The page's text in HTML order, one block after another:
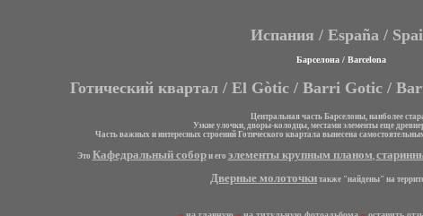
Испания / España /
Барселона / Barcelona
Готический квартал / El Gòtic / Barri Gotic /
Центральная часть Барселоны, наиболее
Узкие улочки, дворы-колодцы, местами элементы еще
Часть важных и интересных строений Готического квартала вынесена
Это Кафедральный собори его элементы крупным планом,
Дверные молоточки также "найдены" на